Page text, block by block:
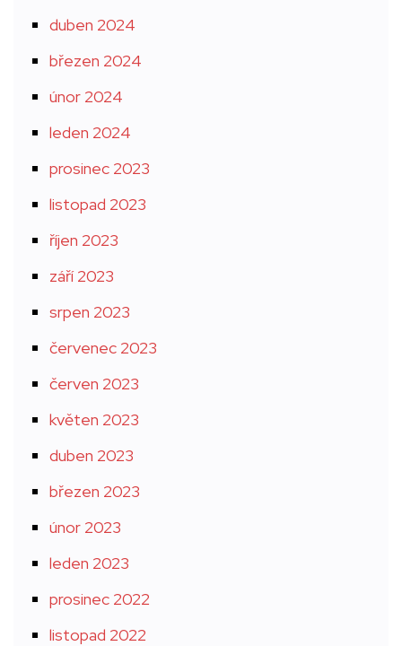
duben 2024
březen 2024
únor 2024
leden 2024
prosinec 2023
listopad 2023
říjen 2023
září 2023
srpen 2023
červenec 2023
červen 2023
květen 2023
duben 2023
březen 2023
únor 2023
leden 2023
prosinec 2022
listopad 2022